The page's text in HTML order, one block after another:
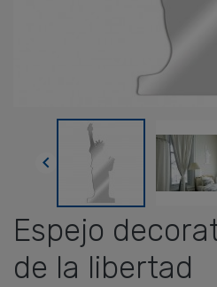

Espejo
de la libertad